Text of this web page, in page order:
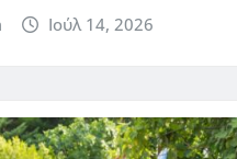
Ιούλ 14, 2026